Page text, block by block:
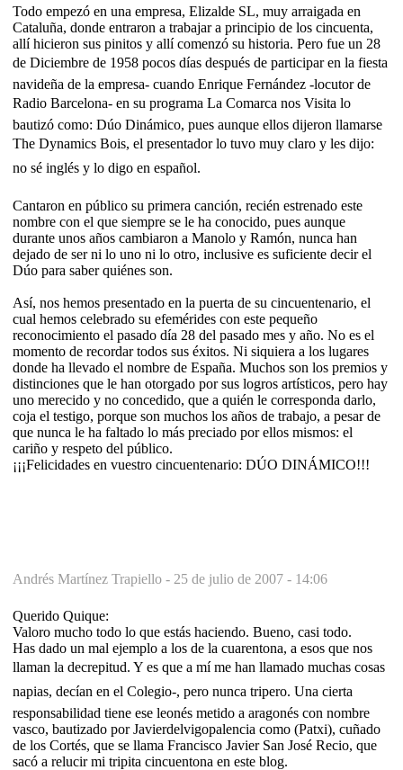
Todo empezó en una empresa, Elizalde SL, muy arraigada en
Cataluña, donde entraron a trabajar a principio de los cincuenta,
allí hicieron sus pinitos y allí comenzó su historia. Pero fue un 28
de Diciembre de 1958 pocos días después de participar en la fiesta
navideña de la empresa- cuando Enrique Fernández -locutor de
Radio Barcelona- en su programa La Comarca nos Visita lo
bautizó como: Dúo Dinámico, pues aunque ellos dijeron llamarse
The Dynamics Bois, el presentador lo tuvo muy claro y les dijo:
no sé inglés y lo digo en español.
Cantaron en público su primera canción, recién estrenado este
nombre con el que siempre se le ha conocido, pues aunque
durante unos años cambiaron a Manolo y Ramón, nunca han
dejado de ser ni lo uno ni lo otro, inclusive es suficiente decir el
Dúo para saber quiénes son.
Así, nos hemos presentado en la puerta de su cincuentenario, el
cual hemos celebrado su efemérides con este pequeño
reconocimiento el pasado día 28 del pasado mes y año. No es el
momento de recordar todos sus éxitos. Ni siquiera a los lugares
donde ha llevado el nombre de España. Muchos son los premios y
distinciones que le han otorgado por sus logros artísticos, pero hay
uno merecido y no concedido, que a quién le corresponda darlo,
coja el testigo, porque son muchos los años de trabajo, a pesar de
que nunca le ha faltado lo más preciado por ellos mismos: el
cariño y respeto del público.
¡¡¡Felicidades en vuestro cincuentenario: DÚO DINÁMICO!!!
Andrés Martínez Trapiello - 25 de julio de 2007 - 14:06
Querido Quique:
Valoro mucho todo lo que estás haciendo. Bueno, casi todo.
Has dado un mal ejemplo a los de la cuarentona, a esos que nos
llaman la decrepitud. Y es que a mí me han llamado muchas cosas
napias, decían en el Colegio-, pero nunca tripero. Una cierta
responsabilidad tiene ese leonés metido a aragonés con nombre
vasco, bautizado por Javierdelvigopalencia como (Patxi), cuñado
de los Cortés, que se llama Francisco Javier San José Recio, que
sacó a relucir mi tripita cincuentona en este blog.